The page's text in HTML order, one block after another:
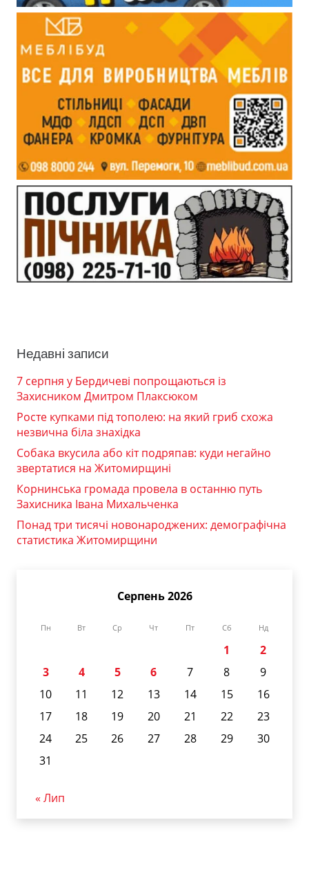
Недавні записи
7 серпня у Бердичеві попрощаються із
Захисником Дмитром Плаксюком
Росте купками під тополею: на який гриб схожа
незвична біла знахідка
Собака вкусила або кіт подряпав: куди негайно
звертатися на Житомирщині
Корнинська громада провела в останню путь
Захисника Івана Михальченка
Понад три тисячі новонароджених: демографічна
статистика Житомирщини
Серпень 2026
Пн Вт Ср Чт Пт Сб Нд
1
2
3
4 5 6 7 8
9
10
11 12 13 14 15
16
17
18 19 20 21 22
23
24
25 26 27 28 29
30
31
« Лип